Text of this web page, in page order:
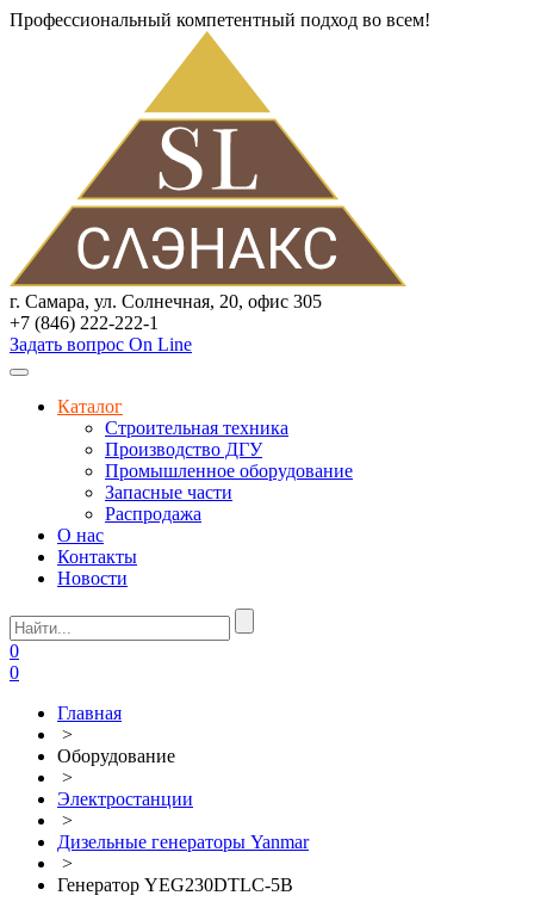
Профессиональный компетентный подход во всем!
г. Самара, ул. Солнечная, 20, офис 305
+7 (846) 222-222-1
Задать вопрос On Line
Каталог
Строительная техника
Производство ДГУ
Промышленное оборудование
Запасные части
Распродажа
О нас
Контакты
Новости
0
0
Главная
>
Оборудование
>
Электростанции
>
Дизельные генераторы Yanmar
>
Генератор YEG230DTLC-5B